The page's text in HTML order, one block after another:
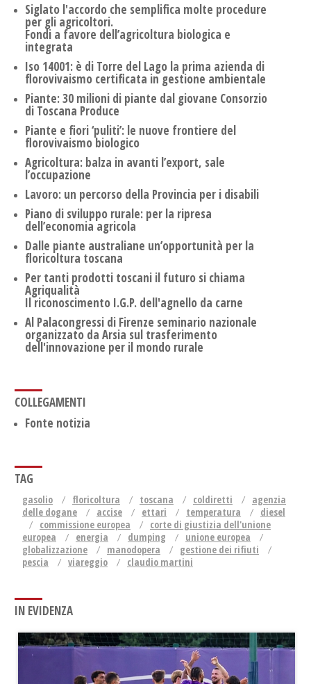
Siglato l'accordo che semplifica molte procedure
per gli agricoltori.
Fondi a favore dell’agricoltura biologica e
integrata
Iso 14001: è di Torre del Lago la prima azienda di
florovivaismo certificata in gestione ambientale
Piante: 30 milioni di piante dal giovane Consorzio
di Toscana Produce
Piante e fiori ‘puliti’: le nuove frontiere del
florovivaismo biologico
Agricoltura: balza in avanti l’export, sale
l’occupazione
Lavoro: un percorso della Provincia per i disabili
Piano di sviluppo rurale: per la ripresa
dell’economia agricola
Dalle piante australiane un’opportunità per la
floricoltura toscana
Per tanti prodotti toscani il futuro si chiama
Agriqualità
Il riconoscimento I.G.P. dell'agnello da carne
Al Palacongressi di Firenze seminario nazionale
organizzato da Arsia sul trasferimento
dell'innovazione per il mondo rurale
COLLEGAMENTI
Fonte notizia
TAG
gasolio floricoltura toscana coldiretti
agenzia
delle dogane
accise ettari temperatura
diesel
commissione europea
corte di giustizia dell'unione
europea
energia dumping
unione europea
globalizzazione
manodopera
gestione dei rifiuti
pescia
viareggio claudio martini
IN EVIDENZA